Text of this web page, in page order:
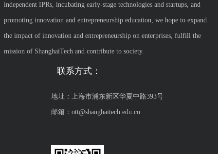
independent IPRs, incubating early-stage technologies and startups, and
promoting innovation and entrepreneurship education, we hope to expand
the impact of innovation and entrepreneurship on enterprises, fulfill the
mission of ShanghaiTech and contribute to society.
联系方式：
地址：上海市浦东新区华夏中路393号
邮箱：ott@shanghaitech.edu.cn